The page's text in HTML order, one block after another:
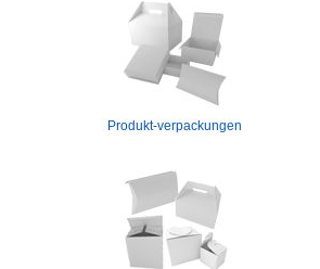
Produkt-verpackungen